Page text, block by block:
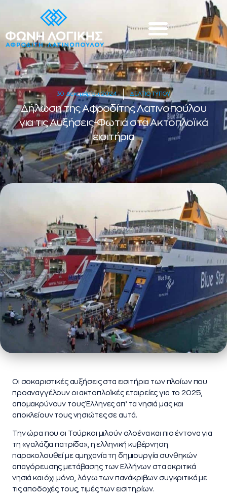
30 Δεκεμβρίου, 2024 ΔΕΛΤΙΟ ΤΥΠΟΥ
Δήλωση της Αφροδίτης Λατινοπούλου
για τις Αυξήσεις-Φωτιά στα Ακτοπλοϊκά
εισιτήρια
Οι σοκαριστικές αυξήσεις στα εισιτήρια των πλοίων που
προαναγγέλουν οι ακτοπλοϊκές εταιρείες για το 2025,
απομακρύνουν τους Έλληνες απ’ τα νησιά μας και
αποκλείουν τους νησιώτες σε αυτά.
Την ώρα που οι Τούρκοι μιλούν ολοένα και πιο έντονα για
τη «γαλάζια πατρίδα», η ελληνική κυβέρνηση
παρακολουθεί με αμηχανία τη δημιουργία συνθηκών
απαγόρευσης μετάβασης των Ελλήνων στα ακριτικά
νησιά και όχι μόνο, λόγω των πανάκριβων συγκριτικά με
τις αποδοχές τους, τιμές των εισιτηρίων.